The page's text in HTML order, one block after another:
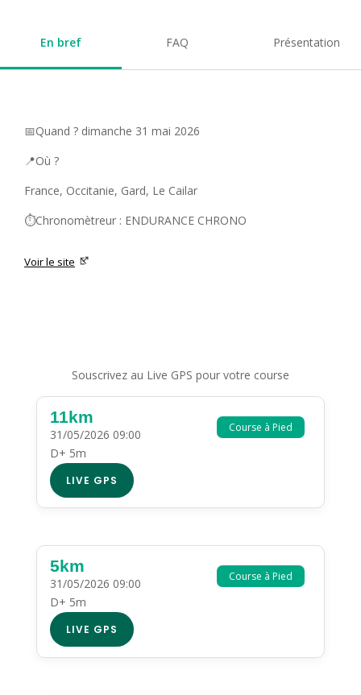
En bref FAQ Présentation
📅Quand ? dimanche 31 mai 2026
📍Où ?
France, Occitanie, Gard, Le Cailar
⏱️Chronomètreur : ENDURANCE CHRONO
Voir le site
Souscrivez au Live GPS pour votre course
Course à Pied
11km
31/05/2026 09:00
D+ 5m
LIVE GPS
Course à Pied
5km
31/05/2026 09:00
D+ 5m
LIVE GPS